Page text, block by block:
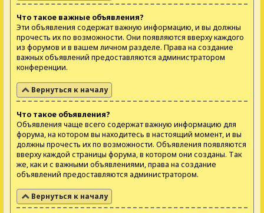
Что такое важные объявления?
Эти объявления содержат важную информацию, и вы должны
прочесть их по возможности. Они появляются вверху каждого
из форумов и в вашем личном разделе. Права на создание
важных объявлений предоставляются администратором
конференции.
Вернуться к началу
Что такое объявления?
Объявления чаще всего содержат важную информацию для
форума, на котором вы находитесь в настоящий момент, и вы
должны прочесть их по возможности. Объявления появляются
вверху каждой страницы форума, в котором они созданы. Так
же, как и с важными объявлениями, права на создание
объявлений предоставляются администратором.
Вернуться к началу